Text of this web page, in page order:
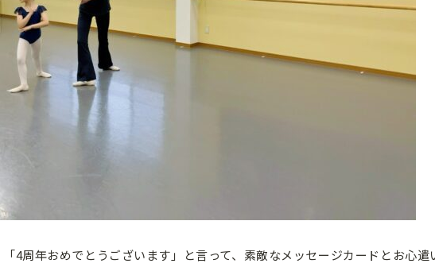
4周年おめでとうございます」と言って、素敵なメッセージカードとお心